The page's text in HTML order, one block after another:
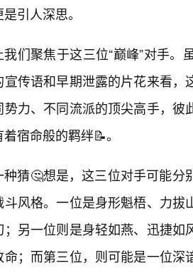
引人深思。
我们聚焦于这三位“巅峰”对手
宣传语和早期泄露的片花来看
势力、不同流派的顶尖高手，
宿命般的羁绊📝。
种猜🤔想是，这三位对手可能分
斗风格。一位是身形魁梧、力
；另一位则是身轻如燕、迅捷
命；而第三位，则可能是一位